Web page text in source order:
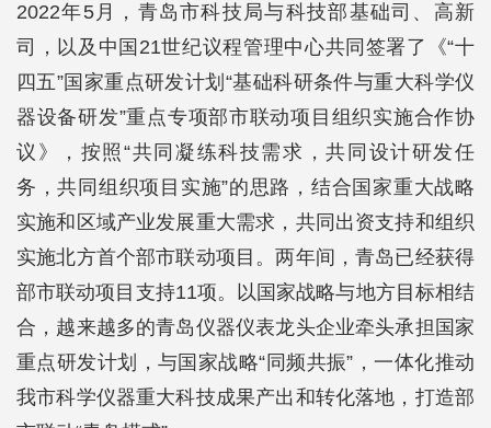
2022年5月，青岛市科技局与科技部基础司、高新
司，以及中国21世纪议程管理中心共同签署了《“十
四五”国家重点研发计划“基础科研条件与重大科学仪
器设备研发”重点专项部市联动项目组织实施合作协
议》，按照“共同凝练科技需求，共同设计研发任
务，共同组织项目实施”的思路，结合国家重大战略
实施和区域产业发展重大需求，共同出资支持和组织
实施北方首个部市联动项目。两年间，青岛已经获得
部市联动项目支持11项。以国家战略与地方目标相结
合，越来越多的青岛仪器仪表龙头企业牵头承担国家
重点研发计划，与国家战略“同频共振”，一体化推动
我市科学仪器重大科技成果产出和转化落地，打造部